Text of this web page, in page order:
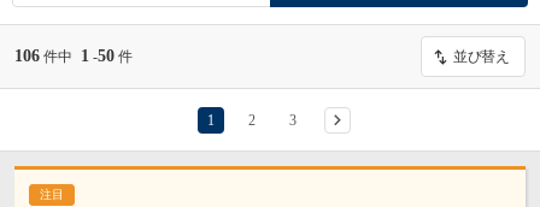
106 件中 1 -50 件 並び替え
1 2 3